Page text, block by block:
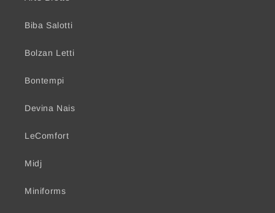
Biba Salotti
Bolzan Letti
Bontempi
Devina Nais
LeComfort
Midj
Miniforms